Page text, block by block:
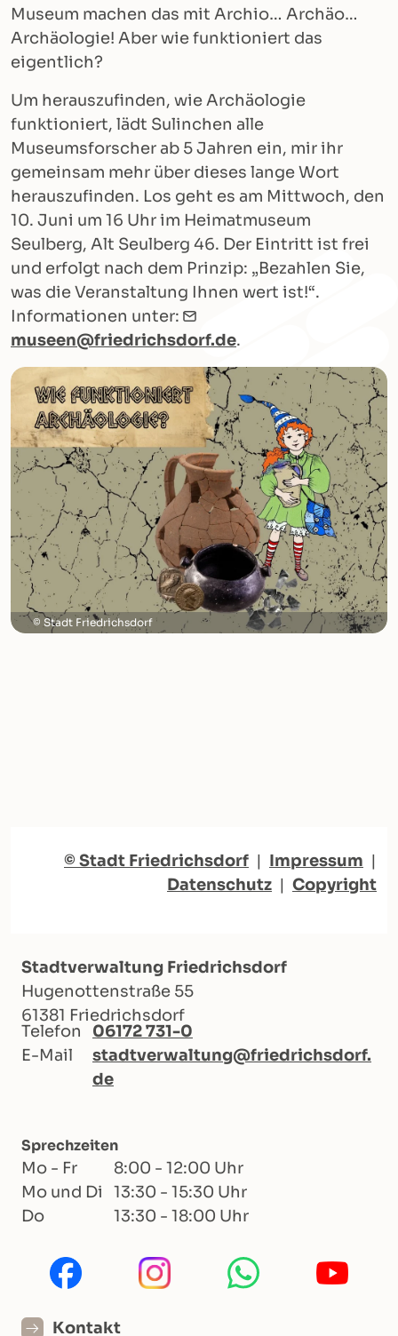
Museum machen das mit Archio… Archäo…
Archäologie! Aber wie funktioniert das
eigentlich?
Um herauszufinden, wie Archäologie
funktioniert, lädt Sulinchen alle
Museumsforscher ab 5 Jahren ein, mir ihr
gemeinsam mehr über dieses lange Wort
herauszufinden. Los geht es am Mittwoch, den
10. Juni um 16 Uhr im Heimatmuseum
Seulberg, Alt Seulberg 46. Der Eintritt ist frei
und erfolgt nach dem Prinzip: „Bezahlen Sie,
was die Veranstaltung Ihnen wert ist!“.
Informationen unter:
museen@friedrichsdorf.de.
Stadt Friedrichsdorf
© Stadt Friedrichsdorf | Impressum |
Datenschutz | Copyright
Stadtverwaltung Friedrichsdorf
Hugenottenstraße 55
61381 Friedrichsdorf
Telefon
06172 731-0
E-Mail
stadtverwaltung@friedrichsdorf.
de
Sprechzeiten
Mo - Fr
8:00 - 12:00 Uhr
Mo und Di
13:30 - 15:30 Uhr
Do
13:30 - 18:00 Uhr
Kontakt